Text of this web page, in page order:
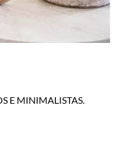
E MINIMALISTAS.